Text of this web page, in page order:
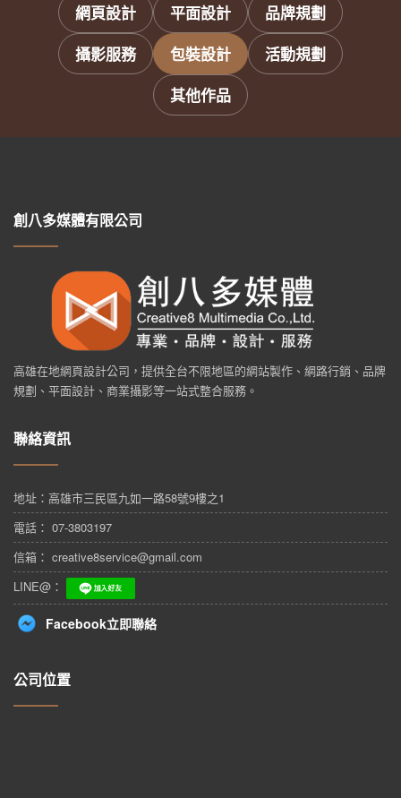
網頁設計 平面設計
品牌規劃
攝影服務
包裝設計
活動規劃
其他作品
創八多媒體有限公司
高雄在地網頁設計公司，提供全台不限地區的網站製作、網路行銷、品牌
規劃、平面設計、商業攝影等一站式整合服務。
聯絡資訊
地址： 高雄市三民區九如一路58號9樓之1
電話： 07-3803197
信箱： creative8service@gmail.com
LINE@：
Facebook立即聯絡
公司位置